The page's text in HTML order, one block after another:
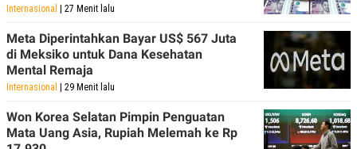
Internasional | 27 Menit lalu
Meta Diperintahkan Bayar US$ 567 Juta
di Meksiko untuk Dana Kesehatan
Mental Remaja
Internasional | 29 Menit lalu
Won Korea Selatan Pimpin Penguatan
Mata Uang Asia, Rupiah Melemah ke Rp